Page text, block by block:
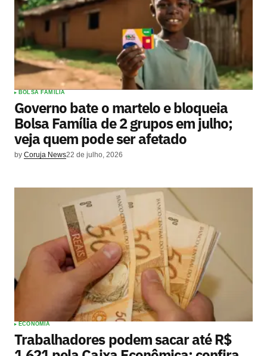
BOLSA FAMILIA
Governo bate o martelo e bloqueia
Bolsa Família de 2 grupos em julho;
veja quem pode ser afetado
by Coruja News22 de julho, 2026
ECONOMIA
Trabalhadores podem sacar até R$